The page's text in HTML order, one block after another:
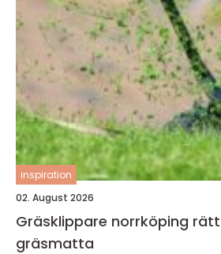
inspiration
02. August 2026
Gräsklippare norrköping rätt maskin, bättre
gräsmatta